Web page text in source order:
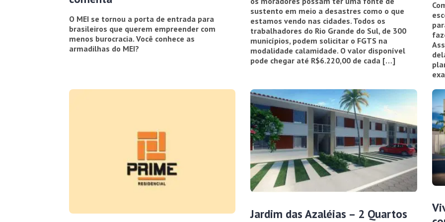
O MEI se tornou a porta de entrada para
brasileiros que querem empreender com
menos burocracia. Você conhece as
armadilhas do MEI?
sustento em meio a desastres como o que
estamos vendo nas cidades. Todos os
trabalhadores do Rio Grande do Sul, de 300
municípios, podem solicitar o FGTS na
modalidade calamidade. O valor disponível
pode chegar até R$6.220,00 de cada […]
Jardim das Azaléias – 2 Quartos